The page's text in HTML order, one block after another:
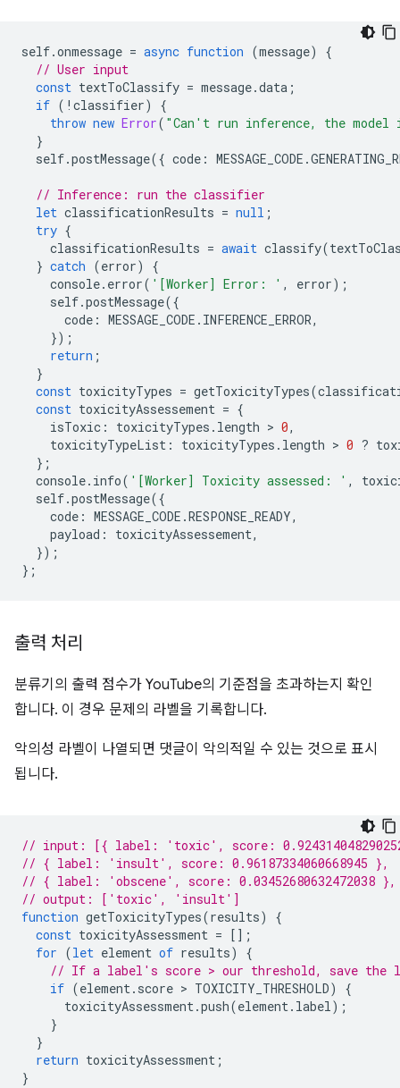
self.onmessage = async function (message)
{
// User input
const textToClassify = message.data ;
if ( ! classifier)
{
throw new Error( "Can't run inference, the
}
self.postMessage({ code : MESSAGE_CODE .
// Inference: run the classifier
let classificationResults = null ;
try {
classificationResults = await classify(
} catch (error)
{
console. error( '[Worker] Error: ' , error);
self.postMessage({
code : MESSAGE_CODE . INFERENCE_ERROR,
});
return ;
}
const toxicityTypes = getToxicityTypes(
const toxicityAssessement = {
isToxic : toxicityTypes . length > 0,
toxicityTypeList : toxicityTypes . length > 0 ?
};
console. info( '[Worker] Toxicity assessed: ' ,
self.postMessage({
code : MESSAGE_CODE .RESPONSE_READY,
payload : toxicityAssessement,
});
};
출력 처리
분류기의 출력 점수가 YouTube의 기준점을 초과하는지 확인
합니다. 이 경우 문제의 라벨을 기록합니다.
악의성 라벨이 나열되면 댓글이 악의적일 수 있는 것으로 표시
됩니다.
// input: [{ label: 'toxic', score:
// { label: 'insult', score: 0.96187334060668945 },
// { label: 'obscene', score: 0.03452680632472038
// output: ['toxic', 'insult']
function getToxicityTypes(results)
{
const toxicityAssessment =
[];
for (let element of results)
{
// If a label's score > our threshold, save the
if (element. score > TOXICITY_THRESHOLD)
{
toxicityAssessment.push(element. label);
}
}
return toxicityAssessment ;
}